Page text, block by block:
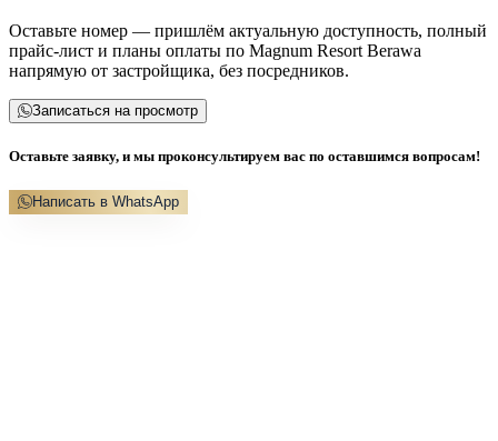
Оставьте номер — пришлём актуальную доступность, полный
прайс-лист и планы оплаты по Magnum Resort Berawa
напрямую от застройщика, без посредников.
Записаться на просмотр
Оставьте заявку, и мы проконсультируем вас по оставшимся вопросам!
Написать в WhatsApp